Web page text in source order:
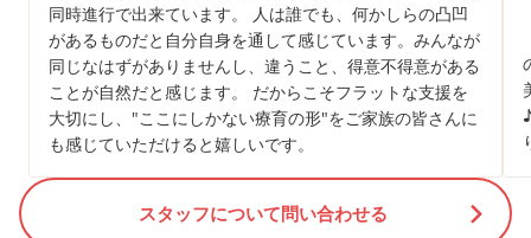
同時進行で出来ています。 人は誰でも、何かしらの凸凹
があるものだと自分自身を通して感じています。みんなが
同じなはずがありませんし、違うこと、得意不得意がある
ことが自然だと感じます。 だからこそフラットな支援を
大切にし、"ここにしかない療育の形"をご家族の皆さんに
も感じていただけると嬉しいです。
スタッフについて問い合わせる